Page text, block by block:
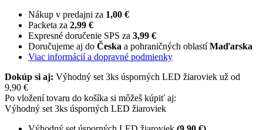
Nákup v predajni za 1,00 €
Packeta za 2,99 €
Expresné doručenie SPS za 3,99 €
Doručujeme aj do Česka a pohraničných oblastíMaďarska
Viac informácií a dopravné podmienky
Dokúp si aj: Výhodný set 3ks úsporných LED žiaroviek už od
9,90 €
Po vložení tovaru do košíka si môžeš kúpiť aj:
Výhodný set 3ks úsporných LED žiaroviek